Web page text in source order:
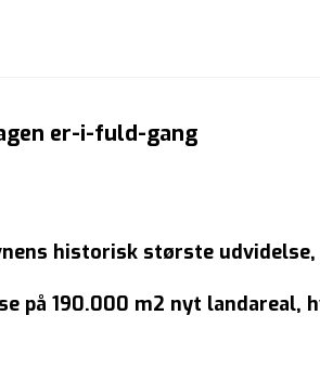
er-i-fuld-gang
historisk største
på 190.000 m2 nyt landareal,